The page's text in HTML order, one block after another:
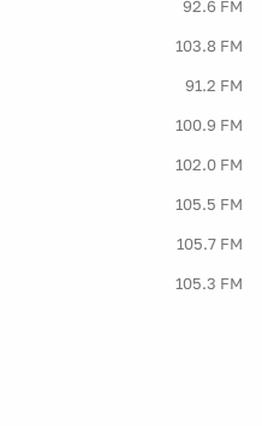
92.6 FM
103.8 FM
91.2 FM
100.9 FM
102.0 FM
105.5 FM
105.7 FM
105.3 FM